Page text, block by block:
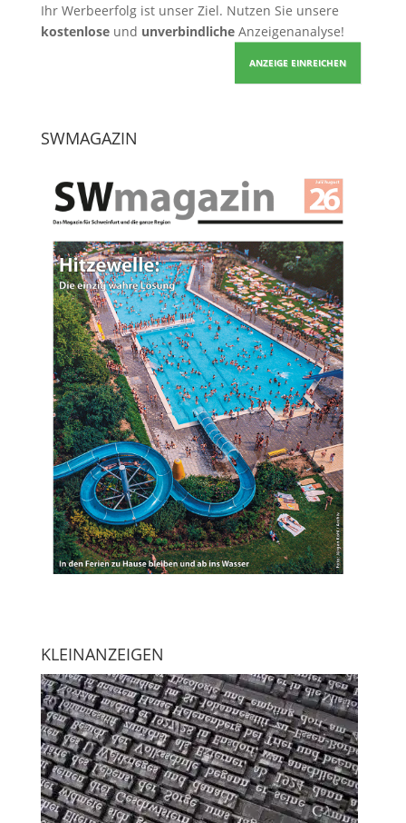
Ihr Werbeerfolg ist unser Ziel. Nutzen Sie unsere
kostenloseund unverbindlicheAnzeigenanalyse!
ANZEIGE EINREICHEN
SWMAGAZIN
KLEINANZEIGEN